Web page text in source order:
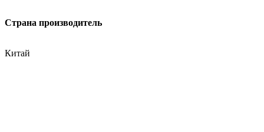
Страна производитель
Китай